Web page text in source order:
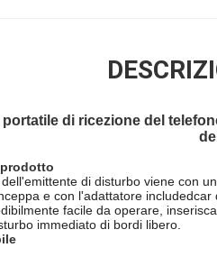
portatile di ricezione del
di disturbo viene con
e con l'adattatore
facile da operare,
immediato di bordi libero.